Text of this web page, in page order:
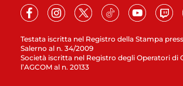
Testata iscritta nel Registro della Stampa
Salerno al n. 34/2009
Società iscritta nel Registro degli Operatori di
l’AGCOM al n. 20133